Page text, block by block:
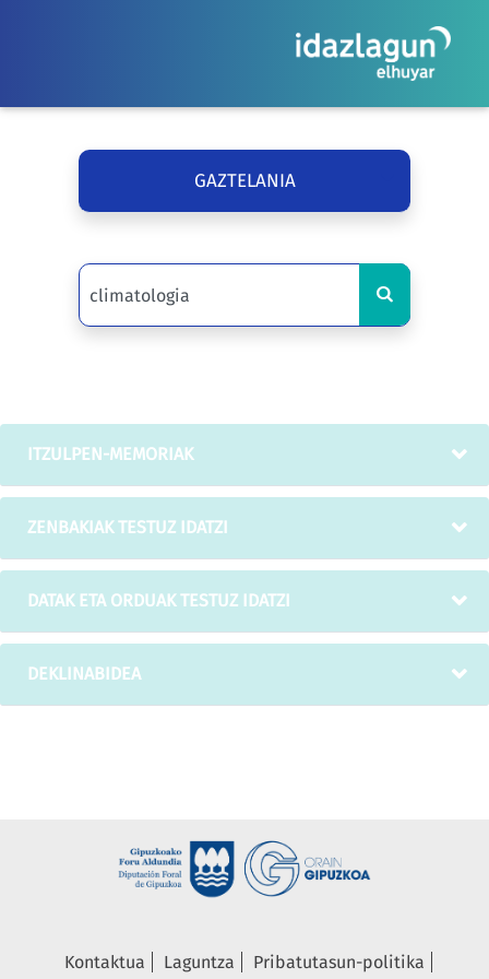
GAZTELANIA
ITZULPEN-MEMORIAK
ZENBAKIAK TESTUZ IDATZI
DATAK ETA ORDUAK TESTUZ IDATZI
DEKLINABIDEA
Kontaktua Laguntza
Pribatutasun-politika